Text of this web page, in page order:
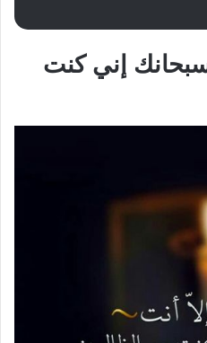
سبحانك إني كنت